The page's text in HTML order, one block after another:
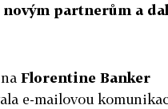
novým partnerům a
Florentine Banker
e-mailovou